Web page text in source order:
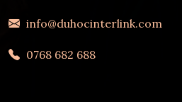
info@duhocinterlink.com
0768 682 688